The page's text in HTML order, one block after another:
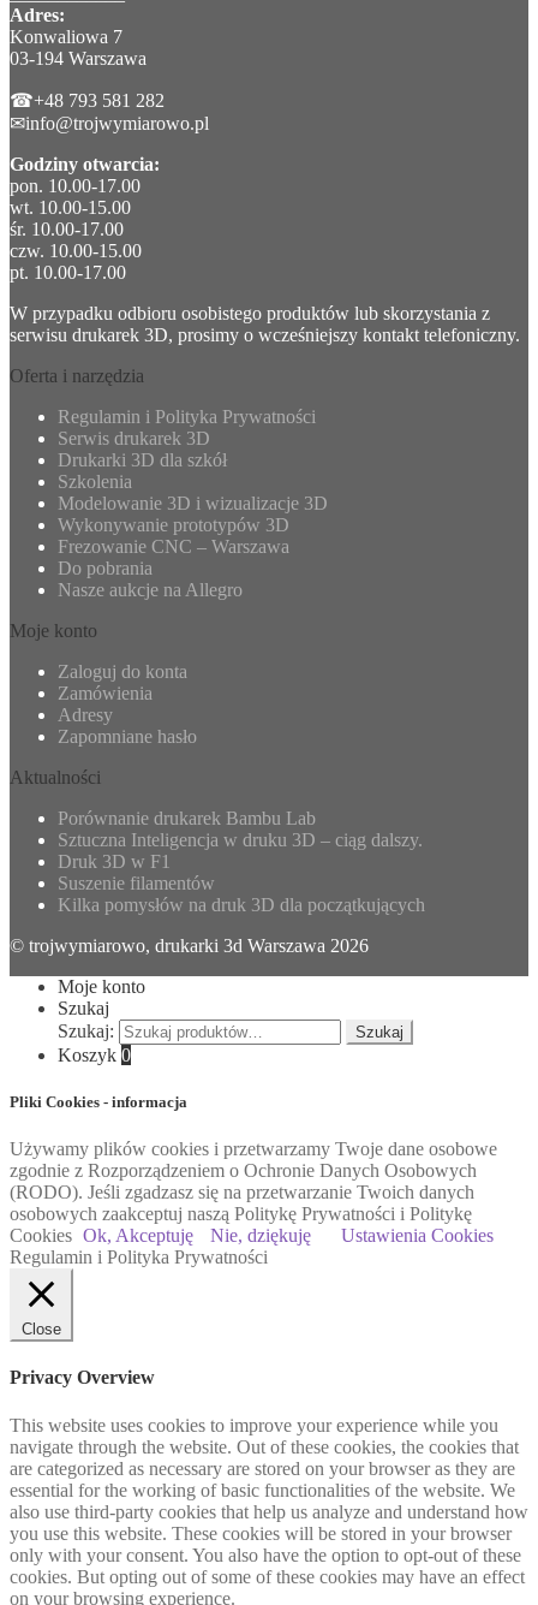
Adres:
Konwaliowa 7
03-194 Warszawa
☎+48 793 581 282
✉info@trojwymiarowo.pl
Godziny otwarcia:
pon. 10.00-17.00
wt. 10.00-15.00
śr. 10.00-17.00
czw. 10.00-15.00
pt. 10.00-17.00
W przypadku odbioru osobistego produktów lub skorzystania z
serwisu drukarek 3D, prosimy o wcześniejszy kontakt telefoniczny.
Oferta i narzędzia
Regulamin i Polityka Prywatności
Serwis drukarek 3D
Drukarki 3D dla szkół
Szkolenia
Modelowanie 3D i wizualizacje 3D
Wykonywanie prototypów 3D
Frezowanie CNC – Warszawa
Do pobrania
Nasze aukcje na Allegro
Moje konto
Zaloguj do konta
Zamówienia
Adresy
Zapomniane hasło
Aktualności
Porównanie drukarek Bambu Lab
Sztuczna Inteligencja w druku 3D – ciąg dalszy.
Druk 3D w F1
Suszenie filamentów
Kilka pomysłów na druk 3D dla początkujących
© trojwymiarowo, drukarki 3d Warszawa 2026
Moje konto
Szukaj
Szukaj:
Szukaj
Koszyk 0
Pliki Cookies - informacja
Używamy plików cookies i przetwarzamy Twoje dane osobowe
zgodnie z Rozporządzeniem o Ochronie Danych Osobowych
(RODO). Jeśli zgadzasz się na przetwarzanie Twoich danych
osobowych zaakceptuj naszą Politykę Prywatności i Politykę
Cookies Ok, Akceptuję Nie, dziękuję
Ustawienia Cookies
Regulamin i Polityka Prywatności
Close
Privacy Overview
This website uses cookies to improve your experience while you
navigate through the website. Out of these cookies, the cookies that
are categorized as necessary are stored on your browser as they are
essential for the working of basic functionalities of the website. We
also use third-party cookies that help us analyze and understand how
you use this website. These cookies will be stored in your browser
only with your consent. You also have the option to opt-out of these
cookies. But opting out of some of these cookies may have an effect
on your browsing experience.